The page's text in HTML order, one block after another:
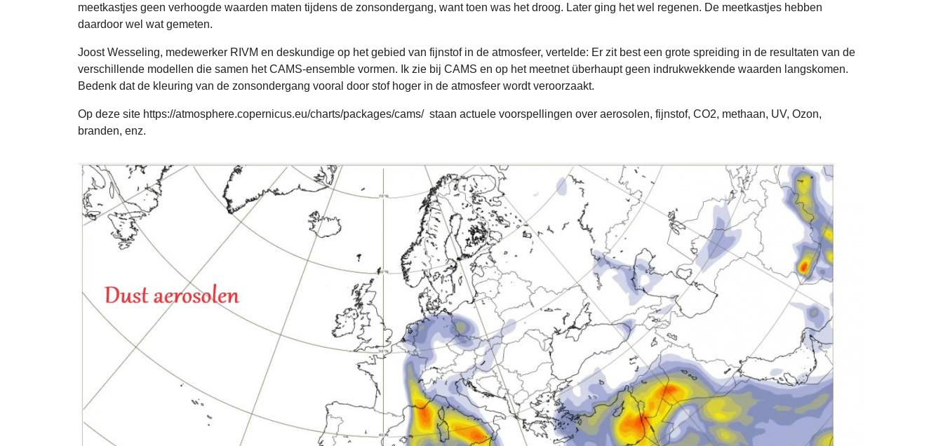
meetkastjes geen verhoogde waarden maten tijdens de zonsondergang, want toen was het droog. Later ging het wel regenen. De meetkastjes hebben
daardoor wel wat gemeten.
Joost Wesseling, medewerker RIVM en deskundige op het gebied van fijnstof in de atmosfeer, vertelde: Er zit best een grote spreiding in de resultaten van de
verschillende modellen die samen het CAMS-ensemble vormen. Ik zie bij CAMS en op het meetnet überhaupt geen indrukwekkende waarden langskomen.
Bedenk dat de kleuring van de zonsondergang vooral door stof hoger in de atmosfeer wordt veroorzaakt.
Op deze site https://atmosphere.copernicus.eu/charts/packages/cams/ staan actuele voorspellingen over aerosolen, fijnstof, CO2, methaan, UV, Ozon,
branden, enz.